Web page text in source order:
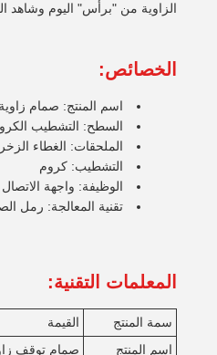
الزاوية من "برأس" اليوم وشاهد
الخصائص:
اسم المنتج: صمام
السطح: التشطيب
الملحقات: الغطاء
التشطيب: كروم
الوظيفة: واجهة الاتصال
تقنية المعالجة: رمل
المعلمات التقنية:
سمة المنتج
القيمة
اسم المنتج
صمام توقف